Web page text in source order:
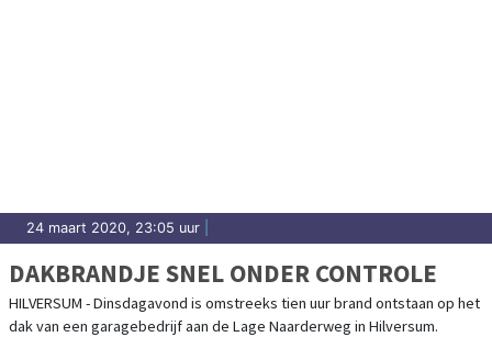
24 maart 2020, 23:05 uur
DAKBRANDJE SNEL ONDER CONTROLE
HILVERSUM - Dinsdagavond is omstreeks tien uur brand ontstaan op het
dak van een garagebedrijf aan de Lage Naarderweg in Hilversum.